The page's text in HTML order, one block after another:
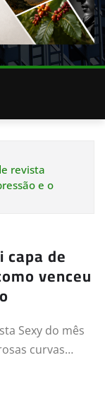
revista
e o
de
venceu
Sexy do mês
curvas…